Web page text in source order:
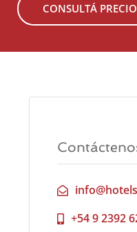
CONSULTÁ
+54 9 2392